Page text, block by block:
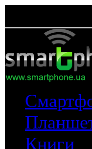
Книги